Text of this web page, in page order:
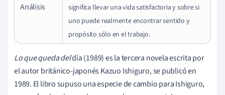
Análisis
significa llevar una vida satisfactoria y sobre si
uno puede realmente encontrar sentido y
propósito sólo en el trabajo.
Lo que queda deldía (1989) es la tercera novela escrita por
el autor británico-japonés Kazuo Ishiguro, se publicó en
1989. El libro supuso una especie de cambio para Ishiguro,